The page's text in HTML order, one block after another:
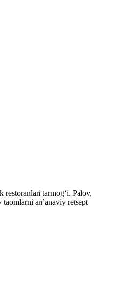
tarmogʻi. Palov,
an’anaviy retsept